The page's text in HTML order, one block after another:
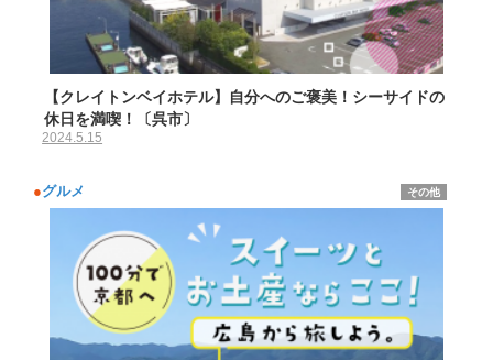
【クレイトンベイホテル】自分へのご褒美！シーサイドの
休日を満喫！〔呉市〕
2024.5.15
●グルメ その他